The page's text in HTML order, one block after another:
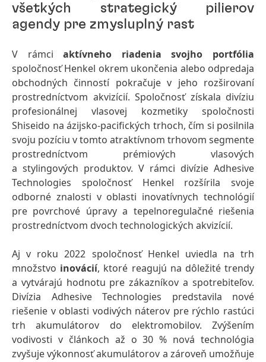
všetkých strategický pilierov
agendy pre zmysluplný rast
V rámciaktívneho riadenia svojho portfólia
spoločnosť Henkel okrem ukončenia alebo odpredaja
obchodných činností pokračuje v jeho rozširovaní
prostredníctvom akvizícií. Spoločnosť získala divíziu
profesionálnej vlasovej kozmetiky spoločnosti
Shiseido na ázijsko-pacifických trhoch, čím si posilnila
svoju pozíciu v tomto atraktívnom trhovom segmente
prostredníctvom prémiových vlasových
a stylingových produktov. V rámci divízie Adhesive
Technologies spoločnosť Henkel rozšírila svoje
odborné znalosti v oblasti inovatívnych technológií
pre povrchové úpravy a tepelnoregulačné riešenia
prostredníctvom dvoch technologických akvizícií.
Aj v roku 2022 spoločnosť Henkel uviedla na trh
množstvo inovácií, ktoré reagujú na dôležité trendy
a vytvárajú hodnotu pre zákazníkov a spotrebiteľov.
Divízia Adhesive Technologies predstavila nové
riešenie v oblasti vodivých náterov pre rýchlo rastúci
trh akumulátorov do elektromobilov. Zvýšením
vodivosti v článkoch až o 30 % nová technológia
zvyšuje výkonnosť akumulátorov a zároveň umožňuje